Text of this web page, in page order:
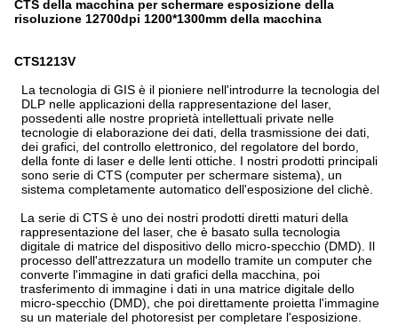
CTS della macchina per schermare esposizione della
risoluzione 12700dpi 1200*1300mm della macchina
CTS1213V
La tecnologia di GIS è il pioniere nell'introdurre la tecnologia del
DLP nelle applicazioni della rappresentazione del laser,
possedenti alle nostre proprietà intellettuali private nelle
tecnologie di elaborazione dei dati, della trasmissione dei dati,
dei grafici, del controllo elettronico, del regolatore del bordo,
della fonte di laser e delle lenti ottiche. I nostri prodotti principali
sono serie di CTS (computer per schermare sistema), un
sistema completamente automatico dell'esposizione del clichè.
La serie di CTS è uno dei nostri prodotti diretti maturi della
rappresentazione del laser, che è basato sulla tecnologia
digitale di matrice del dispositivo dello micro-specchio (DMD). Il
processo dell'attrezzatura un modello tramite un computer che
converte l'immagine in dati grafici della macchina, poi
trasferimento di immagine i dati in una matrice digitale dello
micro-specchio (DMD), che poi direttamente proietta l'immagine
su un materiale del photoresist per completare l'esposizione.